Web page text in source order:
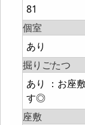
81
個室
あり
掘りごたつ
あり ：お座
す◎
座敷